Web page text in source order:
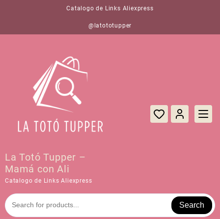
Catalogo de Links Aliexpress
@latototupper
La Totó Tupper –
Mamá con Ali
Catalogo de Links Aliexpress
Search